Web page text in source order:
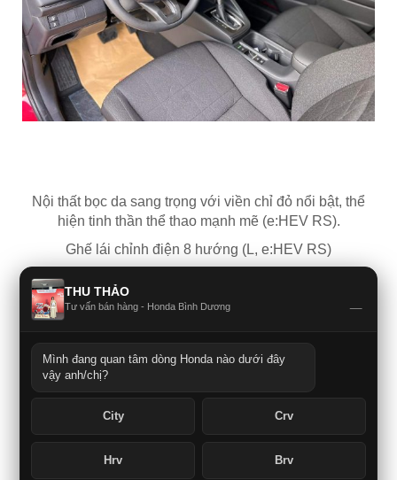
Nội thất bọc da sang trọng với viền chỉ đỏ nổi bật, thể
hiện tinh thần thể thao mạnh mẽ (e:HEV RS).
Ghế lái chỉnh điện 8 hướng (L, e:HEV RS)
THU THẢO
Tư vấn bán hàng - Honda Bình Dương
Mình đang quan tâm dòng Honda nào dưới đây
vậy anh/chị?
City Crv
Hrv Brv